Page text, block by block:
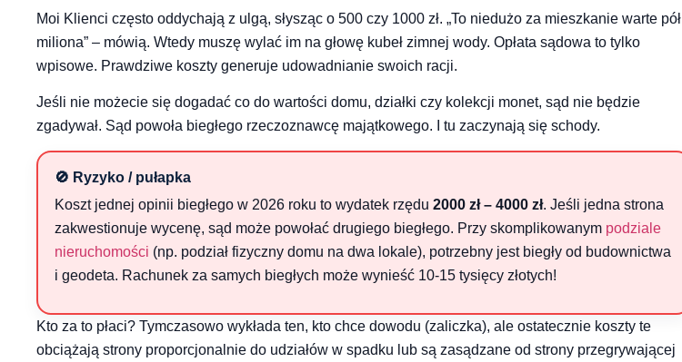
Moi Klienci często oddychają z ulgą, słysząc o 500 czy 1000 zł. „To niedużo za mieszkanie warte pół
miliona” – mówią. Wtedy muszę wylać im na głowę kubeł zimnej wody. Opłata sądowa to tylko
wpisowe. Prawdziwe koszty generuje udowadnianie swoich racji.
Jeśli nie możecie się dogadać co do wartości domu, działki czy kolekcji monet, sąd nie będzie
zgadywał. Sąd powoła biegłego rzeczoznawcę majątkowego. I tu zaczynają się schody.
🚫 Ryzyko / pułapka
Koszt jednej opinii biegłego w 2026 roku to wydatek rzędu 2000 zł – 4000 zł. Jeśli jedna strona
zakwestionuje wycenę, sąd może powołać drugiego biegłego. Przy skomplikowanym podziale
nieruchomości (np. podział fizyczny domu na dwa lokale), potrzebny jest biegły od budownictwa
i geodeta. Rachunek za samych biegłych może wynieść 10-15 tysięcy złotych!
Kto za to płaci? Tymczasowo wykłada ten, kto chce dowodu (zaliczka), ale ostatecznie koszty te
obciążają strony proporcjonalnie do udziałów w spadku lub są zasądzane od strony przegrywającej